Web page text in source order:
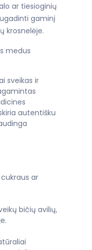
ar tiesioginių
gaminį
krosnelėje.
medus
sveikas ir
autentišku
ar
bičių avilių,